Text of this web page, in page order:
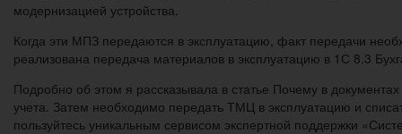
модернизацией устройства.
Когда эти МПЗ передаются в эксплуатацию, факт передачи
реализована передача материалов в эксплуатацию в 1С 8.3
Подробно об этом я рассказывала в статье Почему в
учета. Затем необходимо передать ТМЦ в эксплуатацию и
пользуйтесь уникальным сервисом экспертной поддержки